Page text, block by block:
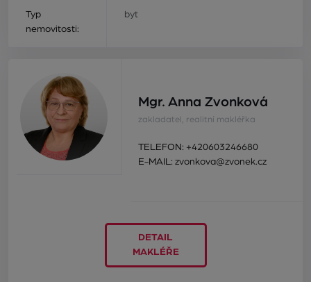
Typ
nemovitosti:
byt
Mgr. Anna Zvonková
zakladatel, realitní makléřka
TELEFON: +420603246680
E-MAIL: zvonkova@zvonek.cz
DETAIL
MAKLÉŘE